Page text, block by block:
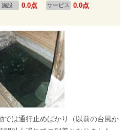
施設 0.0点 サービス 0.0点
では通行止めばかり（以前の台風か